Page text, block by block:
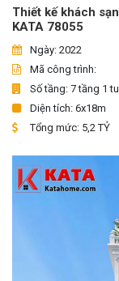
Thiết kế khách
KATA 78055
Ngày: 2022
Mã công trình:
Số tầng: 7 tầng 1
Diện tích: 6x18m
Tổng mức: 5,2 TỶ